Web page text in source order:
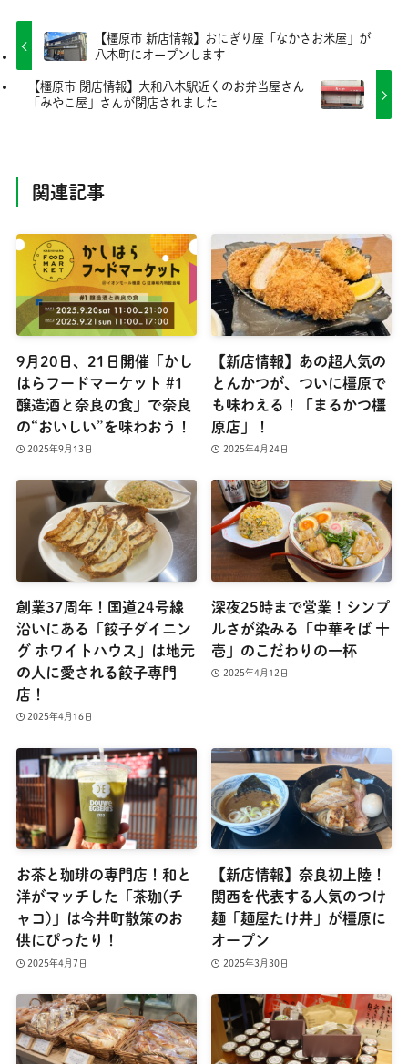
【橿原市 新店情報】おにぎり屋「なかさお米屋」が
八木町にオープンします
【橿原市 閉店情報】大和八木駅近くのお弁当屋さん
「みやこ屋」さんが閉店されました
関連記事
9月20日、21日開催「かし
はらフードマーケット #1
醸造酒と奈良の食」で奈良
の“おいしい”を味わおう！
2025年9月13日
【新店情報】あの超人気の
とんかつが、ついに橿原で
も味わえる！「まるかつ橿
原店」！
2025年4月24日
創業37周年！国道24号線
沿いにある「餃子ダイニン
グ ホワイトハウス」は地元
の人に愛される餃子専門
店！
2025年4月16日
深夜25時まで営業！シンプ
ルさが染みる「中華そば 十
壱」のこだわりの一杯
2025年4月12日
お茶と珈琲の専門店！和と
洋がマッチした「茶珈(チ
ャコ)」は今井町散策のお
供にぴったり！
2025年4月7日
【新店情報】奈良初上陸！
関西を代表する人気のつけ
麺「麺屋たけ井」が橿原に
オープン
2025年3月30日